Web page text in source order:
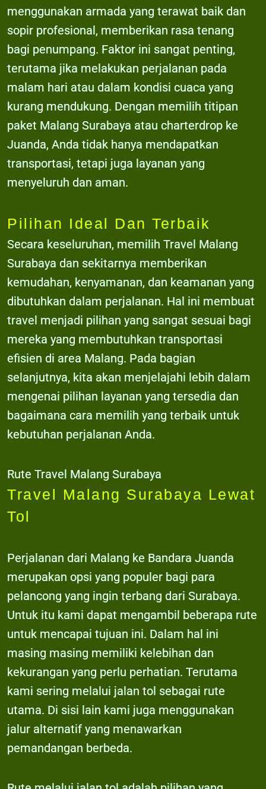
menggunakan armada yang terawat baik dan
sopir profesional, memberikan rasa tenang
bagi penumpang. Faktor ini sangat penting,
terutama jika melakukan perjalanan pada
malam hari atau dalam kondisi cuaca yang
kurang mendukung. Dengan memilih titipan
paket Malang Surabaya atau charterdrop ke
Juanda, Anda tidak hanya mendapatkan
transportasi, tetapi juga layanan yang
menyeluruh dan aman.
Pilihan Ideal Dan Terbaik
Secara keseluruhan, memilih Travel Malang
Surabaya dan sekitarnya memberikan
kemudahan, kenyamanan, dan keamanan yang
dibutuhkan dalam perjalanan. Hal ini membuat
travel menjadi pilihan yang sangat sesuai bagi
mereka yang membutuhkan transportasi
efisien di area Malang. Pada bagian
selanjutnya, kita akan menjelajahi lebih dalam
mengenai pilihan layanan yang tersedia dan
bagaimana cara memilih yang terbaik untuk
kebutuhan perjalanan Anda.
Rute Travel Malang Surabaya
Travel Malang Surabaya Lewat
Tol
Perjalanan dari Malang ke Bandara Juanda
merupakan opsi yang populer bagi para
pelancong yang ingin terbang dari Surabaya.
Untuk itu kami dapat mengambil beberapa rute
untuk mencapai tujuan ini. Dalam hal ini
masing masing memiliki kelebihan dan
kekurangan yang perlu perhatian. Terutama
kami sering melalui jalan tol sebagai rute
utama. Di sisi lain kami juga menggunakan
jalur alternatif yang menawarkan
pemandangan berbeda.